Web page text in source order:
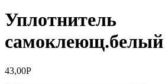
Уплотнитель
самоклеющ.белый
43,00Р